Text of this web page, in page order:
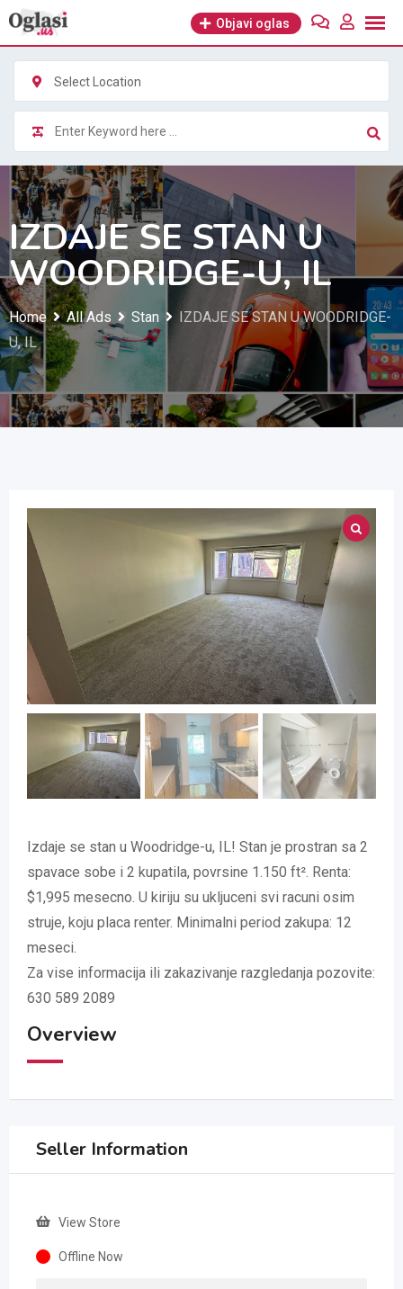
Skip
content
Objavi oglas
Select Location
IZDAJE SE STAN U
WOODRIDGE-U, IL
Home All Ads Stan
IZDAJE SE STAN U WOODRIDGE-
U, IL
Izdaje se stan u Woodridge-u, IL! Stan je prostran sa 2
spavace sobe i 2 kupatila, povrsine 1.150 ft². Renta:
$1,995 mesecno. U kiriju su ukljuceni svi racuni osim
struje, koju placa renter. Minimalni period zakupa: 12
meseci.
Za vise informacija ili zakazivanje razgledanja pozovite:
630 589 2089
Overview
Seller Information
View Store
Offline Now